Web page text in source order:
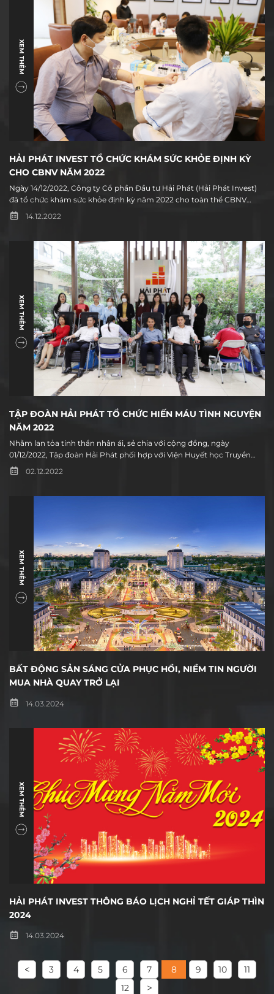
XEM THÊM
HẢI PHÁT INVEST TỔ CHỨC KHÁM SỨC KHỎE ĐỊNH KỲ
CHO CBNV NĂM 2022
Ngày 14/12/2022, Công ty Cổ phần Đầu tư Hải Phát (Hải Phát Invest)
đã tổ chức khám sức khỏe định kỳ năm 2022 cho toàn thể CBNV
nhằm phát hiện sớm và ngăn ngừa bệnh tật qua đó đảm bảo sức
khỏe cho người lao động.
14.12.2022
XEM THÊM
TẬP ĐOÀN HẢI PHÁT TỔ CHỨC HIẾN MÁU TÌNH NGUYỆN
NĂM 2022
Nhằm lan tỏa tinh thần nhân ái, sẻ chia với cộng đồng, ngày
01/12/2022, Tập đoàn Hải Phát phối hợp với Viện Huyết học Truyền
máu Trung ương tổ chức chương trình hiến máu tình nguyện cho
CBNV tại trụ sở Tập đoàn Hải Phát với thông điệp “Một giọt máu cho
02.12.2022
XEM THÊM
BẤT ĐỘNG SẢN SÁNG CỬA PHỤC HỒI, NIỀM TIN NGƯỜI
MUA NHÀ QUAY TRỞ LẠI
14.03.2024
XEM THÊM
HẢI PHÁT INVEST THÔNG BÁO LỊCH NGHỈ TẾT GIÁP THÌN
2024
14.03.2024
3 4 5 6 7 8 9 10
11
12